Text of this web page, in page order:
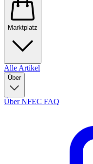
Marktplatz
Alle Artikel
Über
Über NFEC FAQ